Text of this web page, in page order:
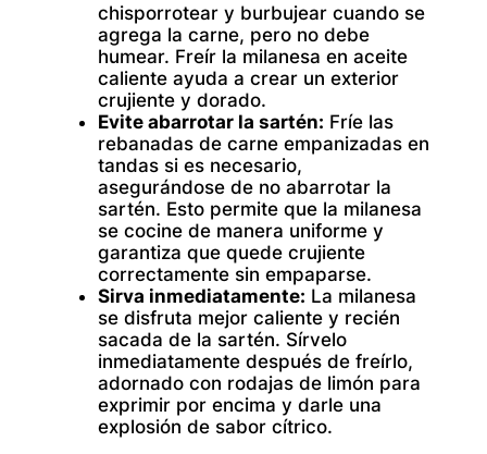
chisporrotear y burbujear cuando se
agrega la carne, pero no debe
humear. Freír la milanesa en aceite
caliente ayuda a crear un exterior
crujiente y dorado.
Evite abarrotar la sartén: Fríe las
rebanadas de carne empanizadas en
tandas si es necesario,
asegurándose de no abarrotar la
sartén. Esto permite que la milanesa
se cocine de manera uniforme y
garantiza que quede crujiente
correctamente sin empaparse.
Sirva inmediatamente: La milanesa
se disfruta mejor caliente y recién
sacada de la sartén. Sírvelo
inmediatamente después de freírlo,
adornado con rodajas de limón para
exprimir por encima y darle una
explosión de sabor cítrico.